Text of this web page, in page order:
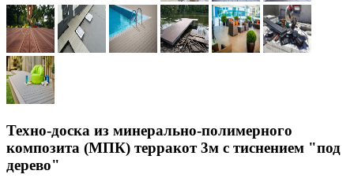
Техно-доска из минерально-полимерного
композита (МПК) терракот 3м с тиснением "под
дерево"